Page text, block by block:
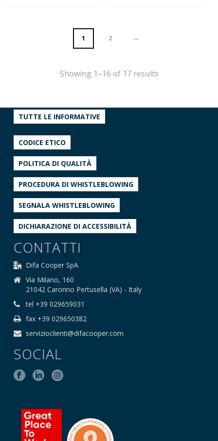
1 2 →
Showing 1–16 of 17 results
TUTTE LE INFORMATIVE
CODICE ETICO
POLITICA DI QUALITÀ
PROCEDURA DI WHISTLEBLOWING
SEGNALA WHISTLEBLOWING
DICHIARAZIONE DI ACCESSIBILITÀ
CONTATTI
Difa Cooper SpA
Via Milano, 160
21042 Caronno Pertusella (VA) - Italy
tel +39 029659031
fax +39 029650382
servizioclienti@difacooper.com
SOCIAL